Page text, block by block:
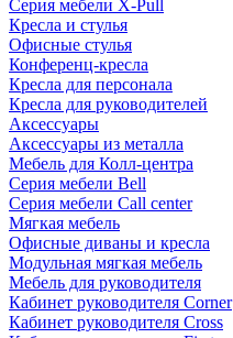
Серия мебели X-Pull
Кресла и стулья
Офисные стулья
Конференц-кресла
Кресла для персонала
Кресла для руководителей
Аксессуары
Аксессуары из металла
Мебель для Колл-центра
Серия мебели Bell
Серия мебели Call center
Мягкая мебель
Офисные диваны и кресла
Модульная мягкая мебель
Мебель для руководителя
Кабинет руководителя Corner
Кабинет руководителя Cross